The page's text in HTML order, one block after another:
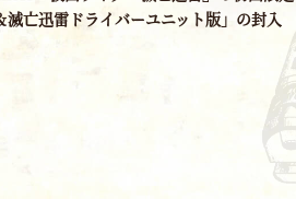
亡迅雷ドライバーユニット版」の封入